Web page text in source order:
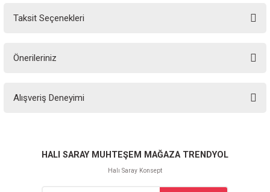
Taksit Seçenekleri
Önerileriniz
yetersiz gördüğünüz noktaları öneri formunu kullanarak tarafımıza
Ürün resmi kalitesiz, bozuk veya görüntülenemiyor.
Ürün açıklamasında eksik bilgiler bulunuyor.
Alışveriş Deneyimi
Sitemize ilk yorumu siz yapın!
HALI SARAY MUHTEŞEM MAĞAZA TRENDYOL
Halı Saray Konsept